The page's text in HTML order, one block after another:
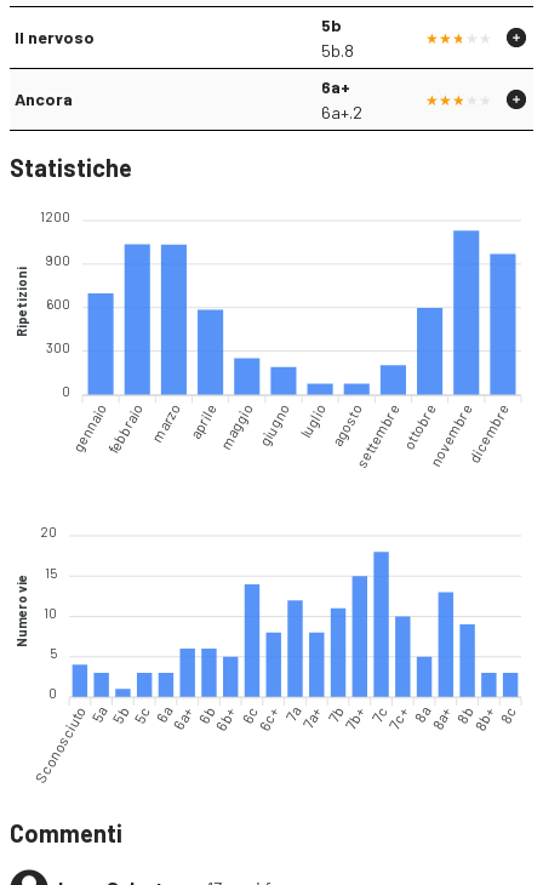
Il nervoso
5b
5b.8
Ancora
6a+
6a+.2
Statistiche
1200
900
600
300
0
Ripetizioni
gennaiofebbraio marzo aprile maggio giugno luglio agostosettembreottobrenovembredicembre
20
15
10
5
0
Numero vie
Sconosciuto 5a 5b 5c 6a6a+ 6b6b+ 6c6c+ 7a7a+ 7b7b+ 7c7c+ 8a8a+ 8b8b+ 8c
Commenti